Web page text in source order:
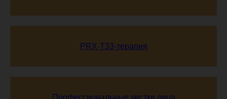
PRX-T33-терапия
Профессиональные чистки лица